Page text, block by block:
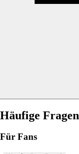
Häufige Fragen
Für Fans